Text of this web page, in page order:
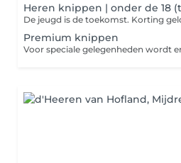
Heren knippen | onder de 18
De jeugd is de toekomst. Korting
Premium knippen